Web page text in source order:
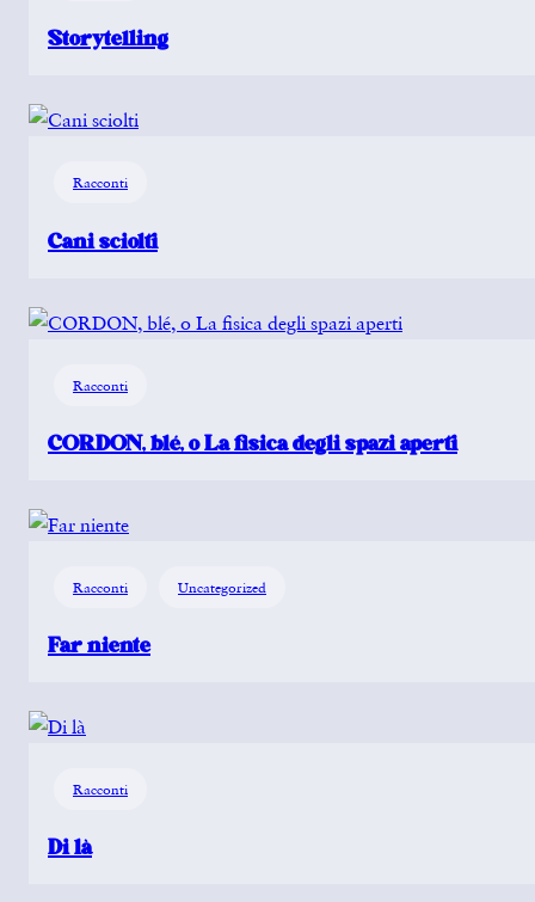
Storytelling
Racconti
Cani sciolti
Racconti
CORDON, blé, o La fisica degli spazi aperti
Racconti Uncategorized
Far niente
Racconti
Di là